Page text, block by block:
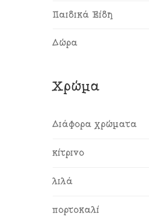
Παιδικά Είδη
Δώρα
Χρώμα
Διάφορα χρώματα
κίτρινο
λιλά
πορτοκαλί